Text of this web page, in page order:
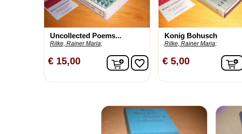
Uncollected Poems...
Rilke, Rainer Maria;
€ 15,00 In winkelwagen
favorite_border
Konig Bohusch
Rilke, Rainer Maria;
€ 5,00